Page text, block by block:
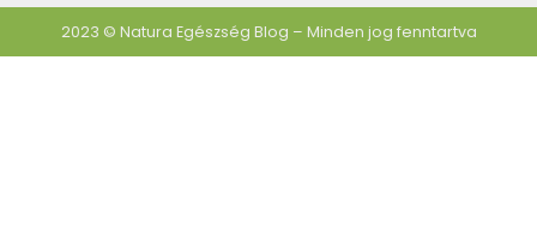
2023 © Natura Egészség Blog – Minden jog fenntartva